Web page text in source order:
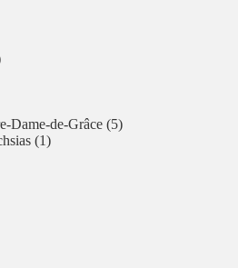
Dame-de-Grâce (5)
(1)